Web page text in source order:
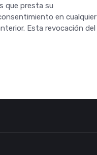
que presta su
en cualquier
Esta revocación del